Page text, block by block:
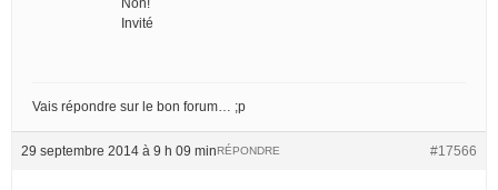
Invité
Vais répondre sur le bon forum… ;p
29 septembre 2014 à 9 h 09 min #17566
RÉPONDRE